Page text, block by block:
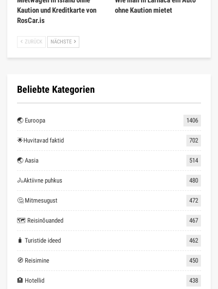
Kaution und Kreditkarte von
RosCar.is
ohne Kaution mietet
ZURÜCK NÄCHSTE
Beliebte Kategorien
🌏 Euroopa 1406
🌟Huvitavad faktid 702
🌏 Aasia 514
🚴Aktiivne puhkus 480
🤔 Mitmesugust 472
🗺 Reisinõuanded 467
🧳 Turistide ideed 462
🧭 Reisimine 450
🏨 Hotellid 438